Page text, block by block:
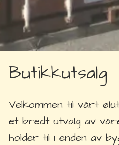
Butikkutsalg
Velkommen til vårt
et bredt utvalg av
holder til i enden av